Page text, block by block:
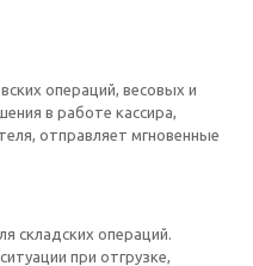
операций, весовых и
в работе кассира,
отправляет мгновенные
складских операций.
при отгрузке,